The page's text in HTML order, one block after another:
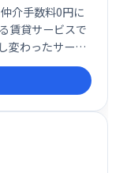
介手数料0円に
賃貸サービスで
変わったサービ
軽に新しい住ま